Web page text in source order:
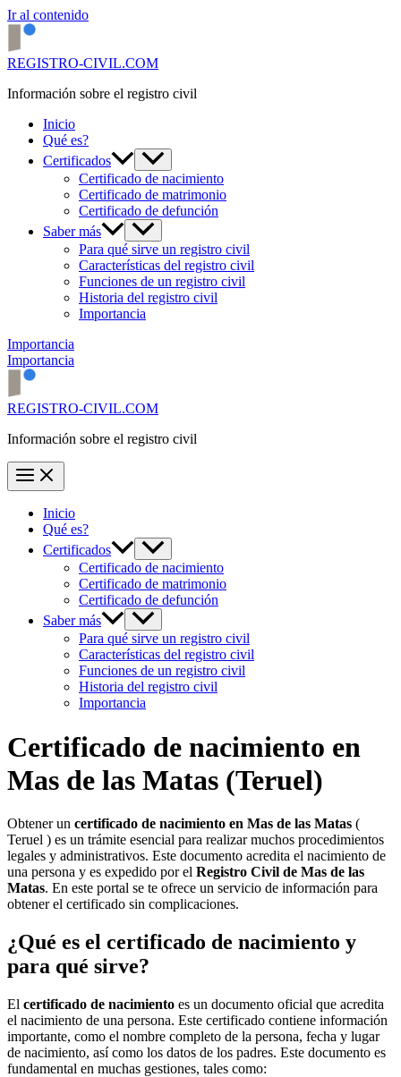
Ir al contenido
REGISTRO-CIVIL.COM
Información sobre el registro civil
Inicio
Qué es?
Certificados
Certificado de nacimiento
Certificado de matrimonio
Certificado de defunción
Saber más
Para qué sirve un registro civil
Características del registro civil
Funciones de un registro civil
Historia del registro civil
Importancia
Importancia
Importancia
REGISTRO-CIVIL.COM
Información sobre el registro civil
Inicio
Qué es?
Certificados
Certificado de nacimiento
Certificado de matrimonio
Certificado de defunción
Saber más
Para qué sirve un registro civil
Características del registro civil
Funciones de un registro civil
Historia del registro civil
Importancia
Certificado de nacimiento en
Mas de las Matas (Teruel)
Obtener un certificado de nacimiento en Mas de las Matas (
Teruel ) es un trámite esencial para realizar muchos procedimientos
legales y administrativos. Este documento acredita el nacimiento de
una persona y es expedido por el Registro Civil de Mas de las
Matas. En este portal se te ofrece un servicio de información para
obtener el certificado sin complicaciones.
¿Qué es el certificado de nacimiento y
para qué sirve?
El certificado de nacimiento es un documento oficial que acredita
el nacimiento de una persona. Este certificado contiene información
importante, como el nombre completo de la persona, fecha y lugar
de nacimiento, así como los datos de los padres. Este documento es
fundamental en muchas gestiones, tales como: